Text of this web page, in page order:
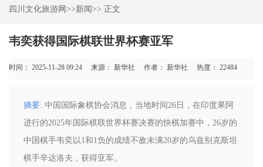
四川文化旅游网 >>新闻>> 正文
韦奕获得国际棋联世界杯赛亚军
时间： 2025-11-28 09:24 来源： 新华社 作者： 新华社 热度： 22484
摘要: 中国国际象棋协会消息，当地时间26日，在印度果阿
进行的2025年国际棋联世界杯赛决赛的快棋加赛中，26岁的
中国棋手韦奕以1和1负的成绩不敌未满20岁的乌兹别克斯坦
棋手辛达洛夫，获得亚军。